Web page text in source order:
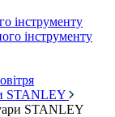
інструменту
інструменту
STANLEY
STANLEY